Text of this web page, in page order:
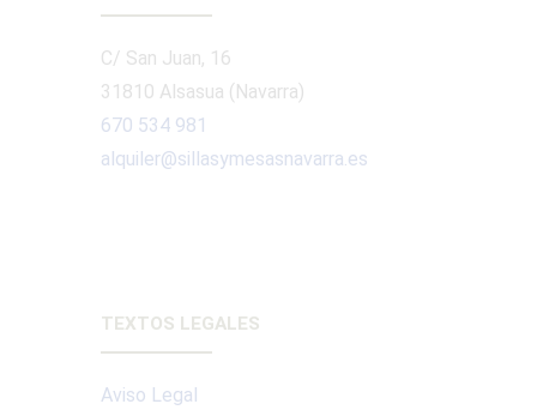
C/ San Juan, 16
31810 Alsasua (Navarra)
670 534 981
alquiler@sillasymesasnavarra.es
TEXTOS LEGALES
Aviso Legal